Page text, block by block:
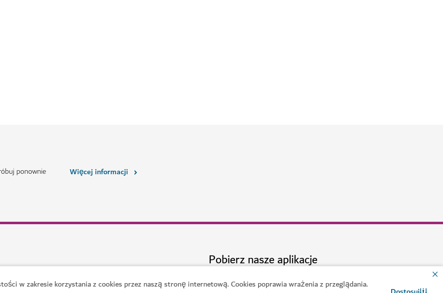
w zakresie korzystania z cookies przez naszą stronę internetową. Cookies poprawia wrażenia z przeglądania.
ponownie Więcej informacji
Pobierz nasze aplikacje